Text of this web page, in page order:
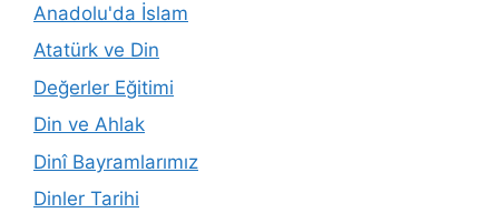
Anadolu'da İslam
Atatürk ve Din
Değerler Eğitimi
Din ve Ahlak
Dinî Bayramlarımız
Dinler Tarihi